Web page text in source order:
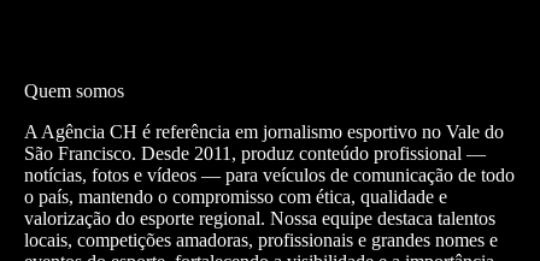
Quem somos
A Agência CH é referência em jornalismo esportivo no Vale do
São Francisco. Desde 2011, produz conteúdo profissional —
notícias, fotos e vídeos — para veículos de comunicação de todo
o país, mantendo o compromisso com ética, qualidade e
valorização do esporte regional. Nossa equipe destaca talentos
locais, competições amadoras, profissionais e grandes nomes e